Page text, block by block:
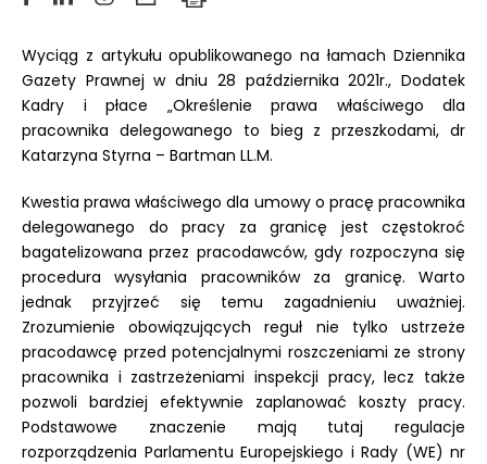
Wyciąg z artykułu opublikowanego na łamach Dziennika
Gazety Prawnej w dniu 28 października 2021r., Dodatek
Kadry i płace „Określenie prawa właściwego dla
pracownika delegowanego to bieg z przeszkodami, dr
Katarzyna Styrna – Bartman LL.M.
Kwestia prawa właściwego dla umowy o pracę pracownika
delegowanego do pracy za granicę jest częstokroć
bagatelizowana przez pracodawców, gdy rozpoczyna się
procedura wysyłania pracowników za granicę. Warto
jednak przyjrzeć się temu zagadnieniu uważniej.
Zrozumienie obowiązujących reguł nie tylko ustrzeże
pracodawcę przed potencjalnymi roszczeniami ze strony
pracownika i zastrzeżeniami inspekcji pracy, lecz także
pozwoli bardziej efektywnie zaplanować koszty pracy.
Podstawowe znaczenie mają tutaj regulacje
rozporządzenia Parlamentu Europejskiego i Rady (WE) nr